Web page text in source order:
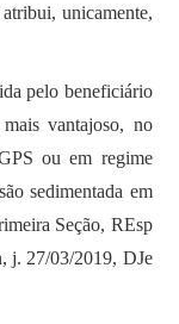
unicamente,
pelo beneficiário
vantajoso, no
ou em regime
sedimentada em
Seção, REsp
j. 27/03/2019, DJe